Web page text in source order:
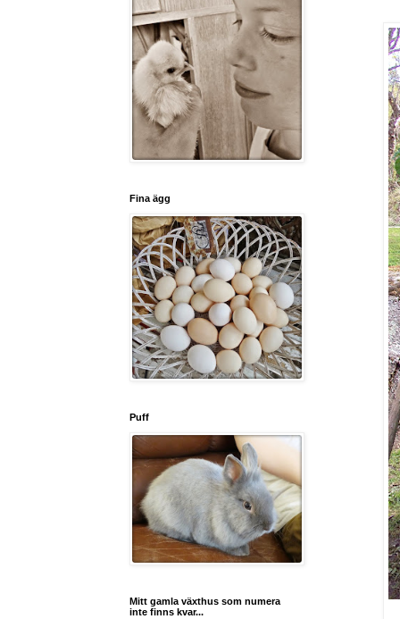
Fina ägg
Puff
Mitt gamla växthus som numera
inte finns kvar...